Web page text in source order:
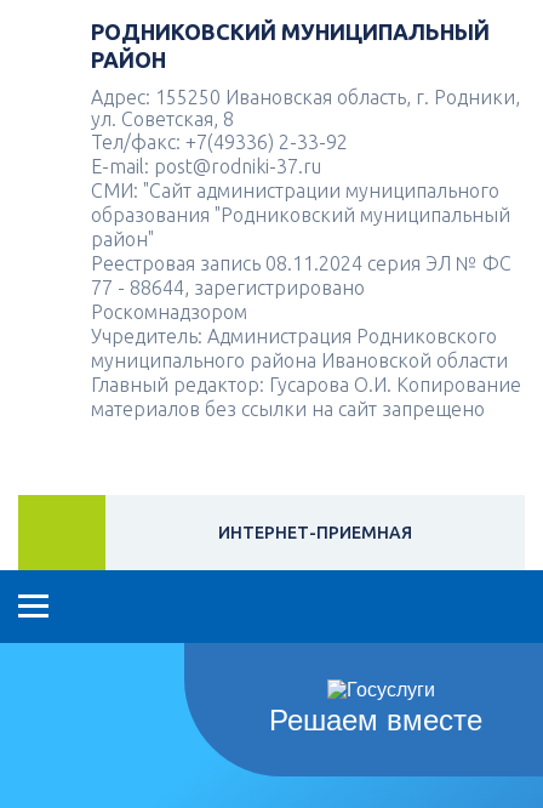
РОДНИКОВСКИЙ МУНИЦИПАЛЬНЫЙ
РАЙОН
Адрес: 155250 Ивановская область, г. Родники,
ул. Советская, 8
Тел/факс: +7(49336) 2-33-92
E-mail: post@rodniki-37.ru
СМИ: "Сайт администрации муниципального
образования "Родниковский муниципальный
район"
Реестровая запись 08.11.2024 серия ЭЛ № ФС
77 - 88644, зарегистрировано
Роскомнадзором
Учредитель: Администрация Родниковского
муниципального района Ивановской области
Главный редактор: Гусарова О.И. Копирование
материалов без ссылки на сайт запрещено
ИНТЕРНЕТ-ПРИЕМНАЯ
Решаем вместе